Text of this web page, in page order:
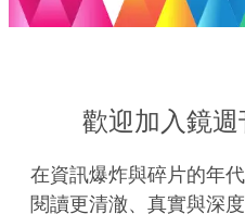
歡迎加入鏡
在資訊爆炸與碎片的年
閱讀更清澈、真實與深